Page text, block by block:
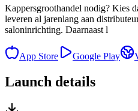
Kappersgroothandel nodig? Kies
leveren al jarenlang aan
saloninrichting. Daarnaast l
App Store Google Play
Launch details